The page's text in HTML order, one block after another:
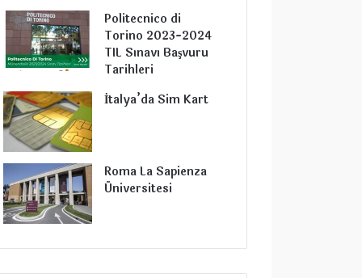
Politecnico di
Torino 2023-2024
TIL Sınavı Başvuru
Tarihleri
İtalya’da Sim Kart
Roma La Sapienza
Üniversitesi